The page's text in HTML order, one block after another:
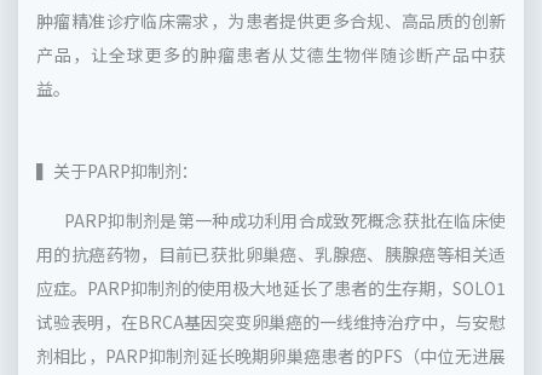
肿瘤精准诊疗临床需求，为患者提供更多合规、高品质的创新
产品，让全球更多的肿瘤患者从艾德生物伴随诊断产品中获
益。
▍关于PARP抑制剂：
PARP抑制剂是第一种成功利用合成致死概念获批在临床使
用的抗癌药物，目前已获批卵巢癌、乳腺癌、胰腺癌等相关适
应症。PARP抑制剂的使用极大地延长了患者的生存期，SOLO1
试验表明，在BRCA基因突变卵巢癌的一线维持治疗中，与安慰
剂相比，PARP抑制剂延长晚期卵巢癌患者的PFS（中位无进展